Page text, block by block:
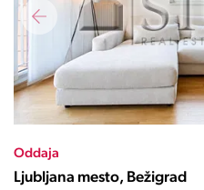
Oddaja
Ljubljana mesto, Bežigrad